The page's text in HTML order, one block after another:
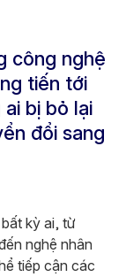
công nghệ
tiến tới
bị bỏ lại
đổi sang
kỳ ai, từ
nghệ nhân
tiếp cận các